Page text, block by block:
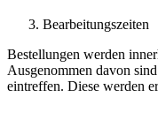
Bearbeitungszeiten
Bestellungen werden
Ausgenommen davon
eintreffen. Diese werden